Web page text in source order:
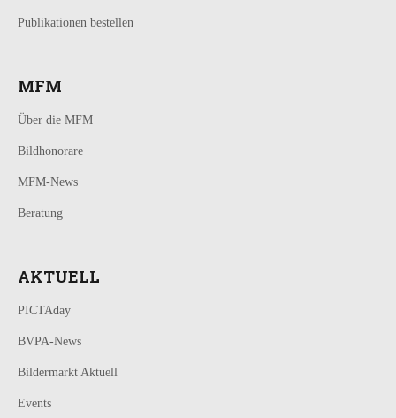
Publikationen bestellen
MFM
Über die MFM
Bildhonorare
MFM-News
Beratung
AKTUELL
PICTAday
BVPA-News
Bildermarkt Aktuell
Events